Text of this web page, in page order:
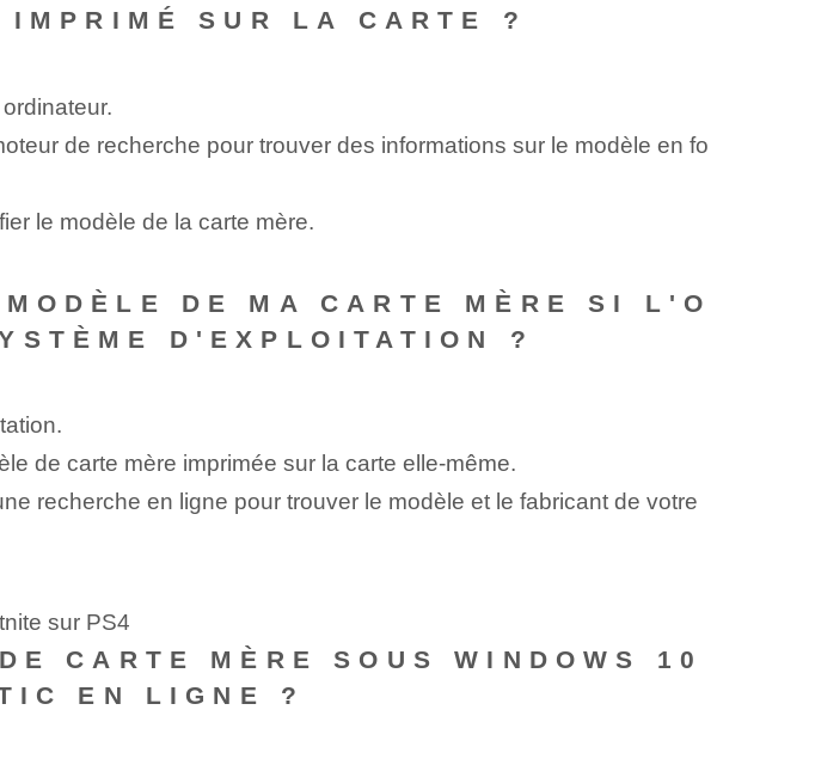
SUR LA CARTE ?
de recherche pour trouver des informations sur le modèle en fo
le modèle de la carte mère.
DE MA CARTE MÈRE SI L'O
D'EXPLOITATION ?
de carte mère imprimée sur la carte elle-même.
recherche en ligne pour trouver le modèle et le fabricant de votre
sur PS4
CARTE MÈRE SOUS WINDOWS 10
EN LIGNE ?